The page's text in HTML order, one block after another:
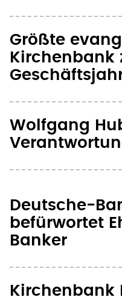
Größte
Kirchenbank
Wolfgang
Deutsche-
befürwortet
Banker
Kirchenbank